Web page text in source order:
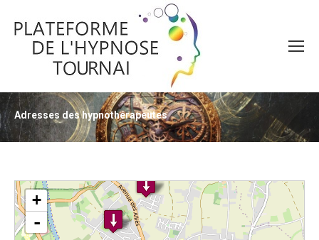
Vous êtes ici :
Adresses des hypnothérapeutes
chargement de la carte - veuillez patienter...
+
-